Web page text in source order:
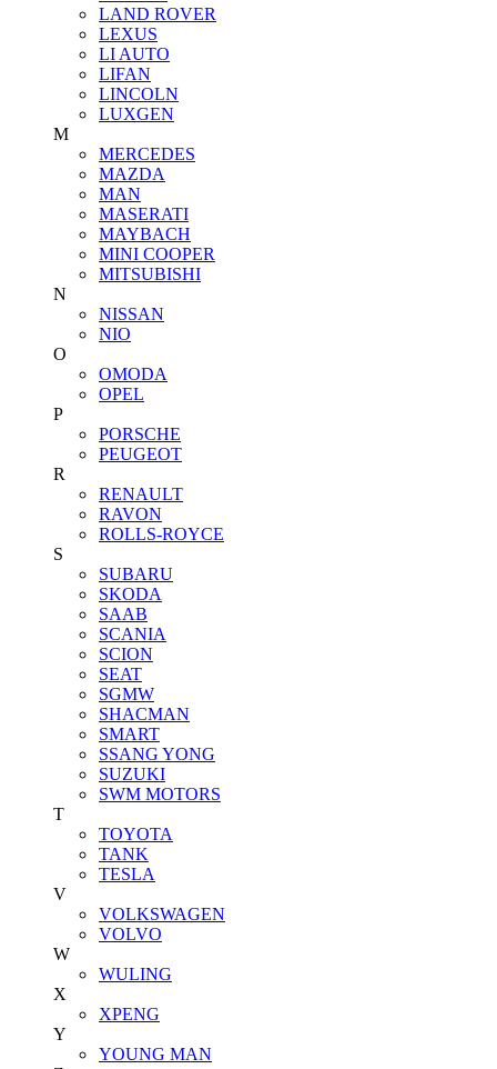
LAND ROVER
LEXUS
LI AUTO
LIFAN
LINCOLN
LUXGEN
M
MERCEDES
MAZDA
MAN
MASERATI
MAYBACH
MINI COOPER
MITSUBISHI
N
NISSAN
NIO
O
OMODA
OPEL
P
PORSCHE
PEUGEOT
R
RENAULT
RAVON
ROLLS-ROYCE
S
SUBARU
SKODA
SAAB
SCANIA
SCION
SEAT
SGMW
SHACMAN
SMART
SSANG YONG
SUZUKI
SWM MOTORS
T
TOYOTA
TANK
TESLA
V
VOLKSWAGEN
VOLVO
W
WULING
X
XPENG
Y
YOUNG MAN